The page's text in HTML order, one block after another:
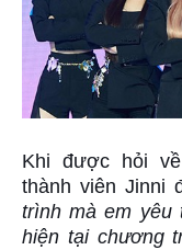
Khi được hỏi
thành viên Jinni
trình mà em yêu
hiện tại chương